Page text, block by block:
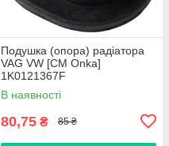
Подушка (опора) радіатора
VAG VW [СМ Onka]
1K0121367F
В наявності
80,75 ₴ 85 ₴